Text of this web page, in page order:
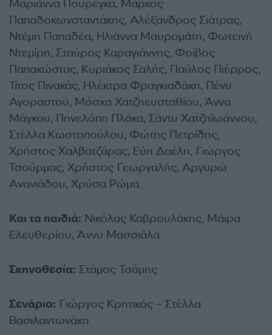
Μαριάννα Πουρέγκα, Μάρκος
Παπαδοκωνσταντάκης, Αλέξανδρος Σιάτρας,
Ντέμη Παπαδέα, Ηλιάννα Μαυρομάτη, Φωτεινή
Ντεμίρη, Σταύρος Καραγιάννης, Φοίβος
Παπακώστας, Κυριάκος Σαλής, Παύλος Πιέρρος,
Τίτος Πινακάς, Ηλέκτρα Φραγκιαδάκη, Πένυ
Αγοραστού, Μόσχα Χατζηευσταθίου, Άννα
Μάγκου, Πηνελόπη Πλάκα, Σάντυ Χατζηϊωάννου,
Στέλλα Κωστοπούλου, Φώτης Πετρίδης,
Χρήστος Χαλβατζάρας, Εύη Δαέλη, Γιώργος
Τσούρμας, Χρήστος Γεωργαλής, Αργυρώ
Ανανιάδου, Χρύσα Ρώμα.
Και τα παιδιά: Νικόλας Καβρουλάκης, Μάιρα
Ελευθερίου, Άννυ Μασσιάλα
Σκηνοθεσία: Στάμος Τσάμης
Σενάριο: Γιώργος Κρητικός – Στέλλα
Βασιλαντωνάκη